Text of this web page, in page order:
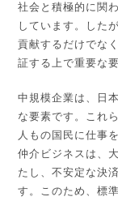
社会と積極的に関
しています。した
貢献するだけでな
証する上で重要な
中規模企業は、日
な要素です。これ
人もの国民に仕事
仲介ビジネスは、
たし、不安定な決
す。このため、標